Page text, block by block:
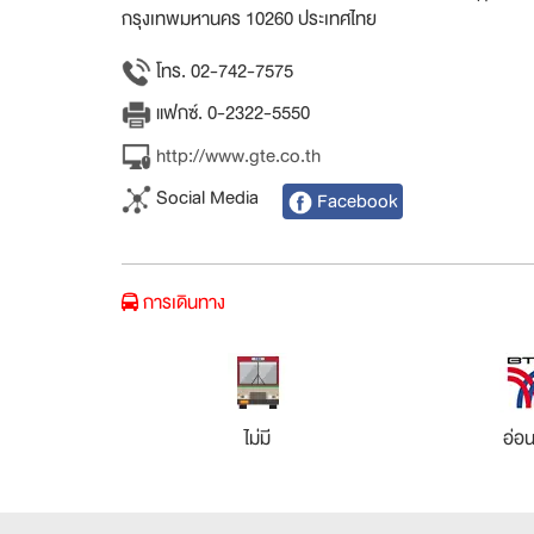
กรุงเทพมหานคร 10260 ประเทศไทย
โทร. 02-742-7575
แฟกซ์. 0-2322-5550
http://www.gte.co.th
Social Media
Facebook
การเดินทาง
ไม่มี อ่อ